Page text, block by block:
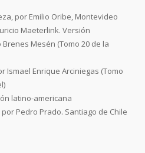
por Emilio Oribe, Montevideo
Maeterlink. Versión
Mesén (Tomo 20 de la
Ismael Enrique Arciniegas (Tomo
latino-americana
Pedro Prado. Santiago de Chile